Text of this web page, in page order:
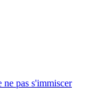
pas s'immiscer